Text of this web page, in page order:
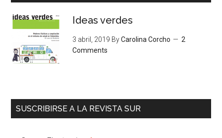
Ideas verdes
3 abril, 2019 ByCarolina Corcho
2
Comments
SUSCRIBIRSE A LA REVISTA SUR